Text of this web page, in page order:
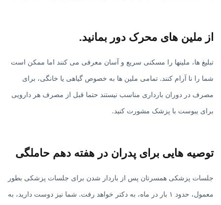
از ملین های محرک دور بمانید.
تبلیغ ها، ملینها را مسکنی سریع و آسان معرفی می کنند اما ممکن است
شما را نا آرام کنند. تمامی ملین ها به خصوص گیاهی یا خانگی، برای
مصرف در دوران بارداری مناسب نیستند حتما قبل از مصرف هر دارویی
برای یبوست با پزشک مشورت کنید.
توصیه هایی برای پدران در هفته دهم حاملگی
جلسات پزشکی همسرتان پس از باردار شدن برای جلسات پزشکی بطور
معمول، حدود ۱ بار در ماه، به دکتر خواهد رفت. شما نیز دوست دارید، به